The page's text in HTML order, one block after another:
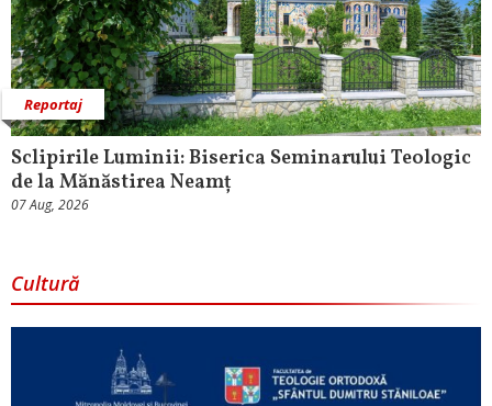
Reportaj
Sclipirile Luminii: Biserica Seminarului Teologic
de la Mănăstirea Neamț
07 Aug, 2026
Cultură